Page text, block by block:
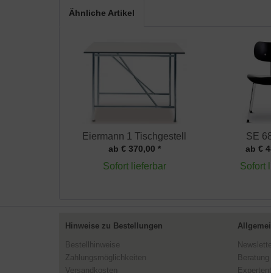
Ähnliche Artikel
Eiermann 1 Tischgestell
ab € 370,00 *
Sofort lieferbar
SE
ab €
Sofort
Hinweise zu Bestellungen
Bestellhinweise
Zahlungsmöglichkeiten
Versandkosten